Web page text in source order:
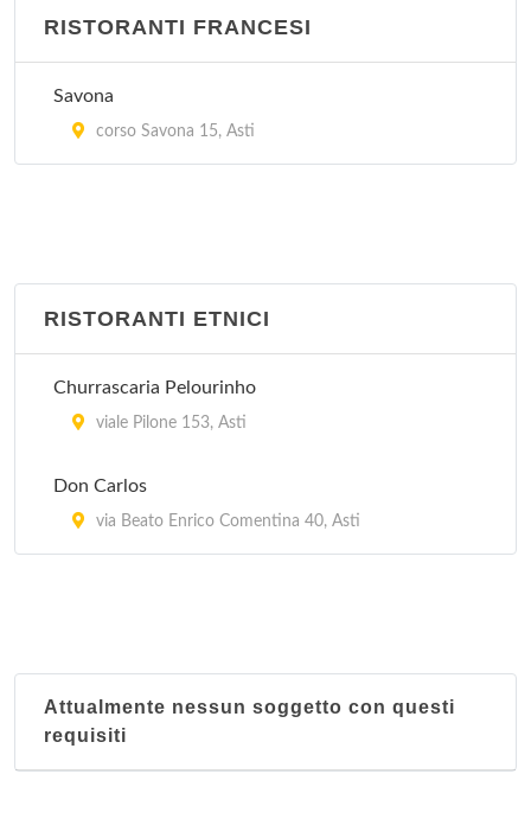
RISTORANTI FRANCESI
Savona
corso Savona 15, Asti
RISTORANTI ETNICI
Churrascaria Pelourinho
viale Pilone 153, Asti
Don Carlos
via Beato Enrico Comentina 40, Asti
Attualmente nessun soggetto con questi
requisiti